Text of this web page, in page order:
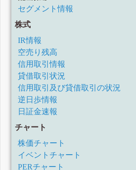
セグメント情報
株式
IR情報
空売り残高
信用取引情報
貸借取引状況
信用取引及び貸借取引の状況
逆日歩情報
日証金速報
チャート
株価チャート
イベントチャート
PERチャート